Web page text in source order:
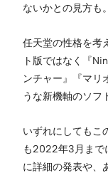
ないかとの見方も。
任天堂の性格を考
ト版ではなく『
ンチャー』『マリ
うな新機軸のソフ
いずれにしてもこ
も2022年3月まで
に詳細の発表や、